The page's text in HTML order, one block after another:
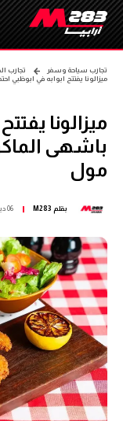
تجارب سياحة وسفر
تجارب
ميزالونا يفتتح ابوابه في ابوظبي
ميزالونا
باشهى
مول
بقلم M283 06 ديسمبر 2024